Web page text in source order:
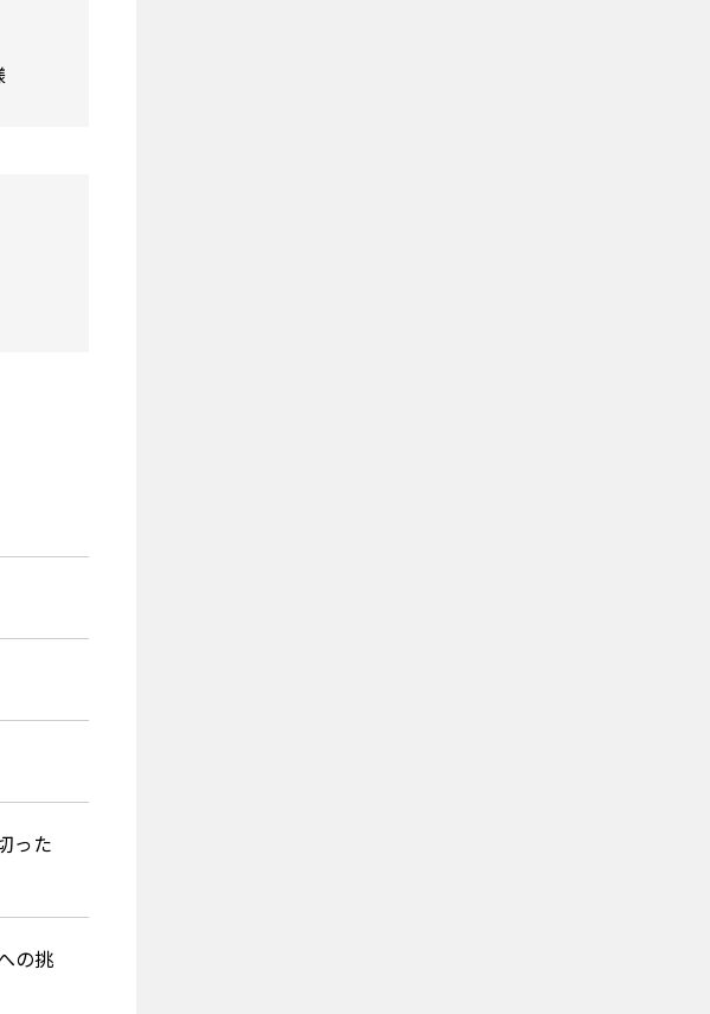
った
の挑